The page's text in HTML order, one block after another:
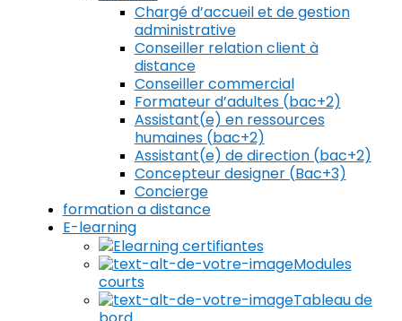
Chargé d’accueil et de gestion
administrative
Conseiller relation client à
distance
Conseiller commercial
Formateur d’adultes (bac+2)
Assistant(e) en ressources
humaines (bac+2)
Assistant(e) de direction (bac+2)
Concepteur designer (Bac+3)
Concierge
formation a distance
E-learning
Elearning certifiantes
Modules
courts
Tableau de